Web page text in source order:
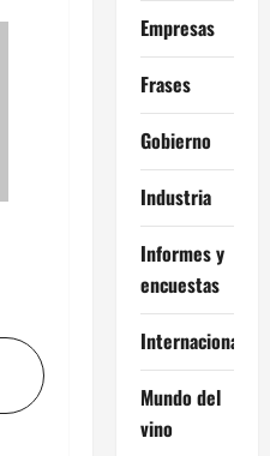
Empresas
Frases
Gobierno
Industria
Informes y
encuestas
Internacional
Mundo del
vino